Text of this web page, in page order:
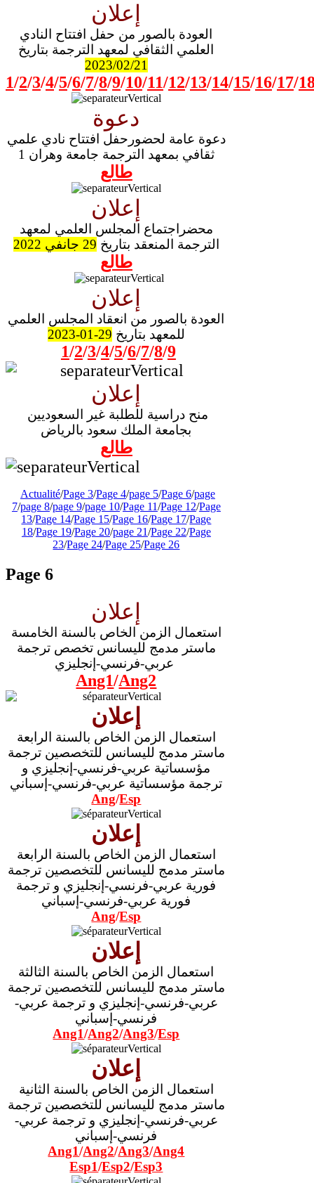
إعلان
العودة بالصور من حفل افتتاح النادي
العلمي الثقافي لمعهد الترجمة بتاريخ
2023/02/21
1/2/3/4/5/6/7/8/9/10/11/12/13/14/15/16/17/
دعوة
دعوة عامة لحضورحفل افتتاح نادي علمي
ثقافي بمعهد الترجمة جامعة وهران 1
طالع
إعلان
محضراجتماع المجلس العلمي لمعهد
الترجمة المنعقد بتاريخ 29 جانفي 2022
طالع
إعلان
العودة بالصور من انعقاد المجلس العلمي
للمعهد بتاريخ 29-01-2023
1/2/3/4/5/6/7/8/9
إعلان
بجامعة الملك سعود بالرياض
طالع
Actualité/Page 3/Page 4/page 5/Page 6/page
7/page 8/page 9/page 10/Page 11/Page 12/Page
13/Page 14/Page 15/Page 16/Page 17/Page
18/Page 19/Page 20/page 21/Page 22/Page
23/Page 24/Page 25/Page 26
Page 6
إعلان
استعمال الزمن الخاص بالسنة الخامسة
ماستر مدمج لليسانس تخصص ترجمة
Ang1/Ang2
إعلان
استعمال الزمن الخاص بالسنة الرابعة
ماستر مدمج لليسانس للتخصصين ترجمة
مؤسساتية عربي-فرنسي-إنجليزي و
ترجمة مؤسساتية عربي-فرنسي-إسباني
Ang/Esp
إعلان
استعمال الزمن الخاص بالسنة الرابعة
ماستر مدمج لليسانس للتخصصين ترجمة
فورية عربي-فرنسي-إنجليزي و ترجمة
فورية عربي-فرنسي-إسباني
Ang/Esp
إعلان
استعمال الزمن الخاص بالسنة الثالثة
ماستر مدمج لليسانس للتخصصين ترجمة
عربي-فرنسي-إنجليزي و ترجمة عربي-
فرنسي-إسباني
Ang1/Ang2/Ang3/Esp
إعلان
استعمال الزمن الخاص بالسنة الثانية
ماستر مدمج لليسانس للتخصصين ترجمة
عربي-فرنسي-إنجليزي و ترجمة عربي-
فرنسي-إسباني
Ang1/Ang2/Ang3/Ang4
Esp1/Esp2/Esp3